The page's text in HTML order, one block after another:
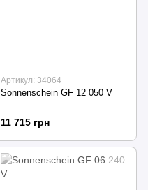
Артикул: 34064
Sonnenschein GF 12 050 V
11 715 грн